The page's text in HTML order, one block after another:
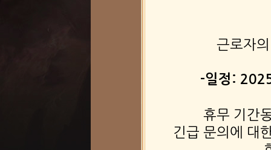
근로자
-일정:
휴무 기간
긴급 문의에 대